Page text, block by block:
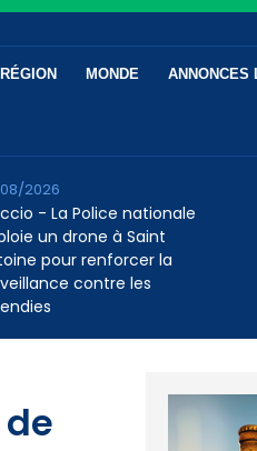
MONDE ANNONCES
- La Police nationale
un drone à Saint
pour renforcer la
contre les
2026